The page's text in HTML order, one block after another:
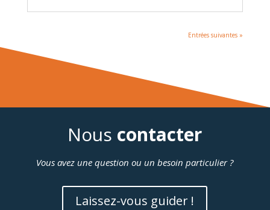
Entrées suivantes »
Nous contacter
Vous avez une question ou un besoin particulier ?
Laissez-vous guider !